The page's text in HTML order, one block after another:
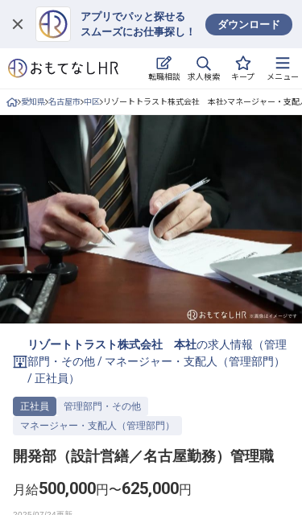
アプリでパッと探せる
スムーズにお仕事探し！
ダウンロード
転職相談 求人検索 キープ メニュー
ログイン
求人・施設を探す
キープした求人
就職・転職 合同説明会
おもてなしHRについて
ご利用の流れ
よくある質問
ホテル・宿泊業界情報コラム
無料
採用をお考えの企業様へ
愛知県 名古屋市 中区 リゾートトラスト株式会社 本社 マネージャー・支
リゾートトラスト株式会社 本社の求人情報（管理
部門・その他/ マネージャー・支配人（管理部門）
/正社員 ）
正社員
管理部門・その他
マネージャー・支配人（管理部門）
開発部（設計営繕／名古屋勤務）管理職
月給500,000円〜625,000円